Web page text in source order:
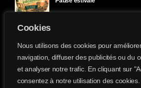
Cookies
Nous utilisons des cookies pour
navigation, diffuser des publicités ou du
et analyser notre trafic. En cliquant sur
consentez à notre utilisation des cookies.
Ici l’Ombre – mardi 28 juillet